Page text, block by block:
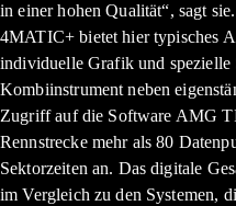
in einer hohen Qualität“, sagt
4MATIC+ bietet hier typisches
individuelle Grafik und spezielle
Kombiinstrument neben
Zugriff auf die Software AMG
Rennstrecke mehr als 80
Sektorzeiten an. Das digitale
im Vergleich zu den Systemen,